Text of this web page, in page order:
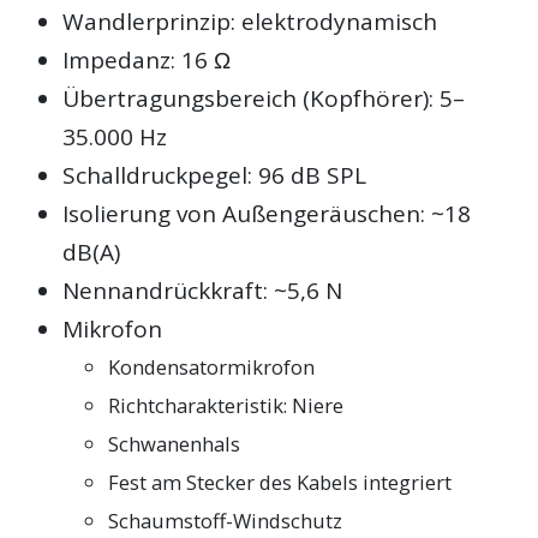
Wandlerprinzip: elektrodynamisch
Impedanz: 16 Ω
Übertragungsbereich (Kopfhörer): 5–
35.000 Hz
Schalldruckpegel: 96 dB SPL
Isolierung von Außengeräuschen: ~18
dB(A)
Nennandrückkraft: ~5,6 N
Mikrofon
Kondensatormikrofon
Richtcharakteristik: Niere
Schwanenhals
Fest am Stecker des Kabels integriert
Schaumstoff-Windschutz